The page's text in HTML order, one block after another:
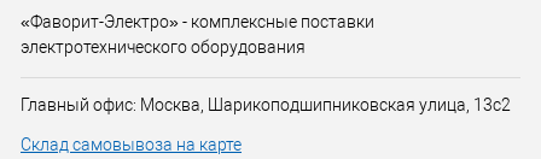
«Фаворит-Электро» - комплексные поставки
электротехнического оборудования
Главный офис: Москва, Шарикоподшипниковская улица, 13с2
Склад самовывоза на карте